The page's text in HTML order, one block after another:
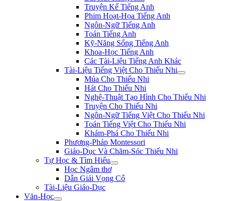
Truyện Kể Tiếng Anh
Phim Hoạt-Họa Tiếng Anh
Ngôn-Ngữ Tiếng Anh
Toán Tiếng Anh
Kỹ-Năng Sống Tiếng Anh
Khoa-Học Tiếng Anh
Các Tài-Liệu Tiếng Anh Khác
Tài-Liệu Tiếng Việt Cho Thiếu Nhi
Múa Cho Thiếu Nhi
Hát Cho Thiếu Nhi
Nghệ-Thuật Tạo Hình Cho Thiếu Nhi
Truyện Cho Thiếu Nhi
Ngôn-Ngữ Tiếng Việt Cho Thiếu Nhi
Toán Tiếng Việt Cho Thiếu Nhi
Khám-Phá Cho Thiếu Nhi
Phương-Pháp Montessori
Giáo-Dục Và Chăm-Sóc Thiếu Nhi
Tự Học & Tìm Hiểu
Học Ngâm thơ
Dẫn Giải Vọng Cổ
Tài-Liệu Giáo-Dục
Văn-Học